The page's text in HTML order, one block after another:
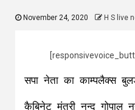
November 24, 2020 H S live
सपा नेता का काम्पलैक्स
कैबिनेट मंत्री नन्द गोपाल